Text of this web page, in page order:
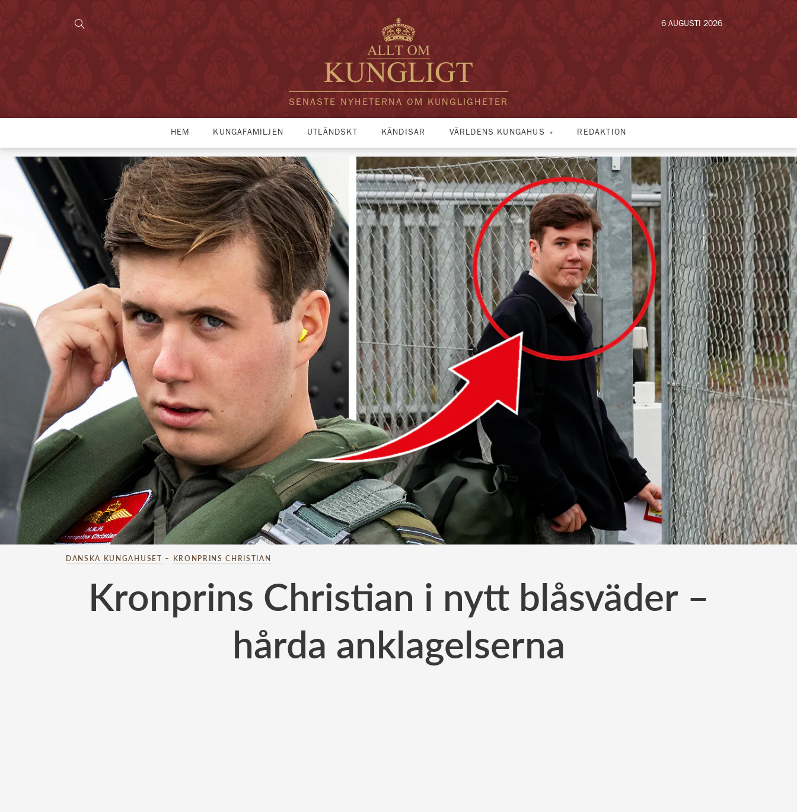
SENASTE NYHETERNA OM KUNGLIGHETER
6 AUGUSTI 2026
HEM KUNGAFAMILJEN UTLÄNDSKT KÄNDISAR VÄRLDENS KUNGAHUS REDAKTION
DANSKA KUNGAHUSET – KRONPRINS CHRISTIAN
Kronprins Christian i nytt blåsväder –
hårda anklagelserna